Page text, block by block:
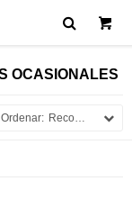
OCASIONALES
Recomendados